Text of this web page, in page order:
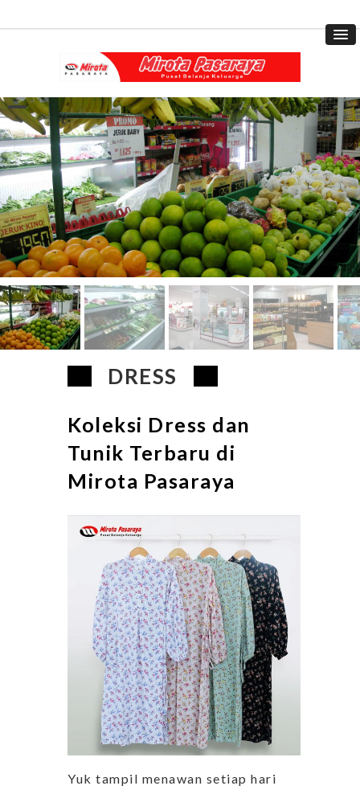
DRESS
Koleksi Dress dan
Tunik Terbaru di
Mirota Pasaraya
Yuk tampil menawan setiap hari